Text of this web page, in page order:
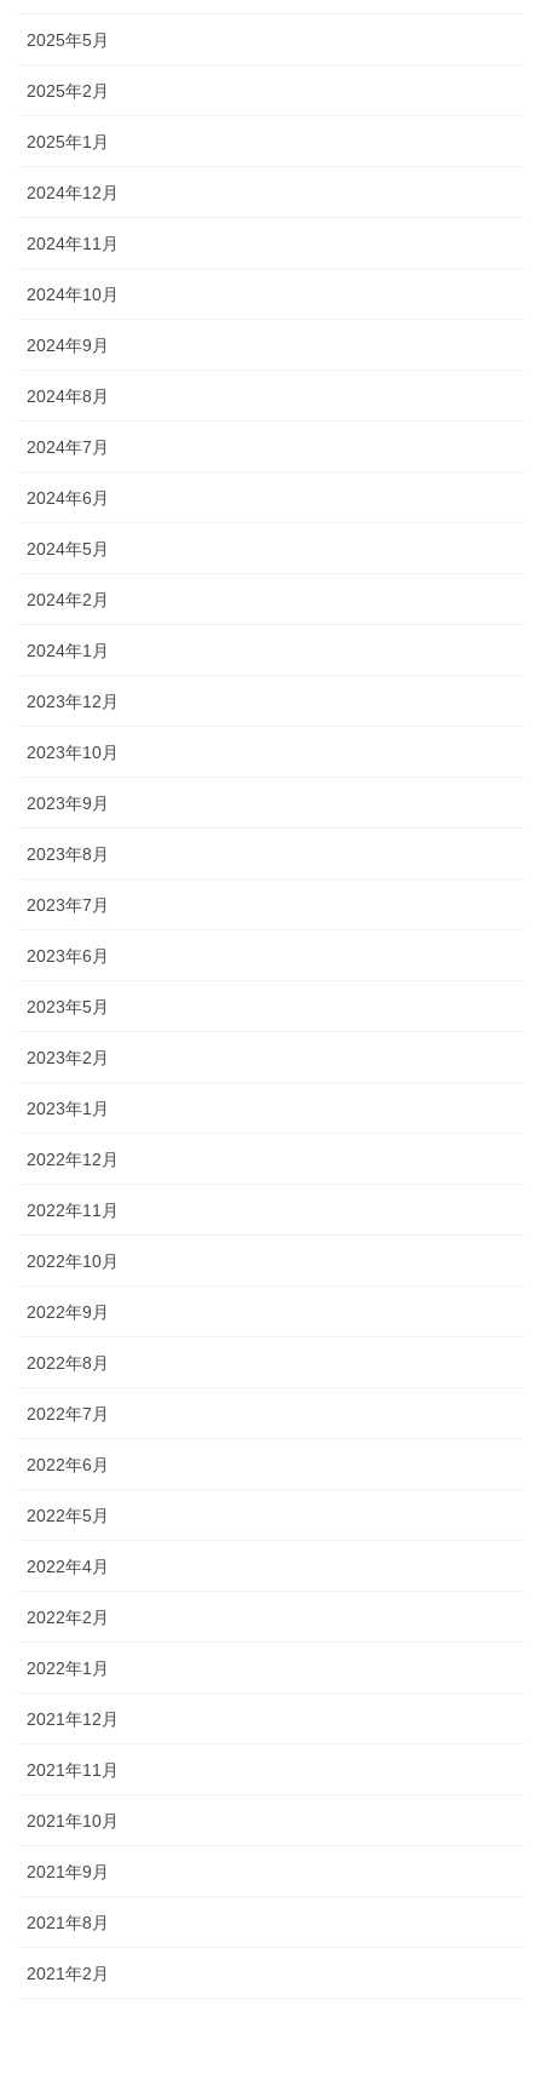
2025年5月
2025年2月
2025年1月
2024年12月
2024年11月
2024年10月
2024年9月
2024年8月
2024年7月
2024年6月
2024年5月
2024年2月
2024年1月
2023年12月
2023年10月
2023年9月
2023年8月
2023年7月
2023年6月
2023年5月
2023年2月
2023年1月
2022年12月
2022年11月
2022年10月
2022年9月
2022年8月
2022年7月
2022年6月
2022年5月
2022年4月
2022年2月
2022年1月
2021年12月
2021年11月
2021年10月
2021年9月
2021年8月
2021年2月